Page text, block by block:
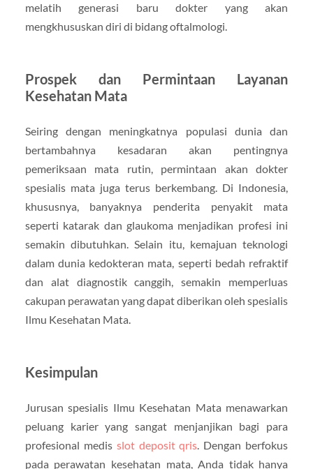
melatih generasi baru dokter yang akan
mengkhususkan diri di bidang oftalmologi.
Prospek dan Permintaan Layanan
Kesehatan Mata
Seiring dengan meningkatnya populasi dunia dan
bertambahnya kesadaran akan pentingnya
pemeriksaan mata rutin, permintaan akan dokter
spesialis mata juga terus berkembang. Di Indonesia,
khususnya, banyaknya penderita penyakit mata
seperti katarak dan glaukoma menjadikan profesi ini
semakin dibutuhkan. Selain itu, kemajuan teknologi
dalam dunia kedokteran mata, seperti bedah refraktif
dan alat diagnostik canggih, semakin memperluas
cakupan perawatan yang dapat diberikan oleh spesialis
Ilmu Kesehatan Mata.
Kesimpulan
Jurusan spesialis Ilmu Kesehatan Mata menawarkan
peluang karier yang sangat menjanjikan bagi para
profesional medis slot deposit qris. Dengan berfokus
pada perawatan kesehatan mata, Anda tidak hanya